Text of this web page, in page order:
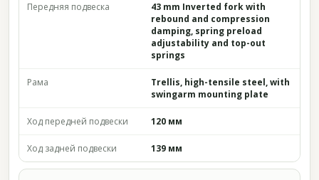
Передняя подвеска
43 mm Inverted fork with
rebound and compression
damping, spring preload
adjustability and top-out
springs
Рама
Trellis, high-tensile steel, with
swingarm mounting plate
Ход передней подвески 120 мм
Ход задней подвески 139 мм